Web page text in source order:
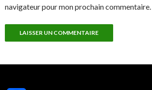
navigateur pour mon prochain commentaire.